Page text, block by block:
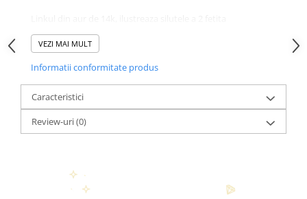
imbratisandu-se si emanand bucuria. Nota jucausa in care
sunt realizate siluetele, sustine ideea ca prieteniile pe veci si
Ambalată cu grijă într-o cutie premium, gata să fie oferită,
această bijuterie va deveni cu siguranță un dar prețios și
semnificativ. Fie că este pentru o ocazie specială sau doar
pentru a-ți arăta sentimentele, brățara din perle cu biluțe
din aur de 14K este alegerea perfectă pentru a celebra
legăturile importante din viața ta.
pentru a fi purtată și iubită.
VEZI MAI MULT
Informatii conformitate produs
Caracteristici
Review-uri(0)